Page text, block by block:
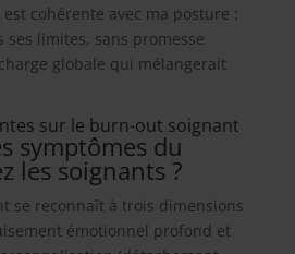
cohérente avec ma posture :
limites, sans promesse
globale qui mélangerait
sur le burn-out soignant
symptômes du
les soignants ?
se reconnaît à trois dimensions
émotionnel profond et